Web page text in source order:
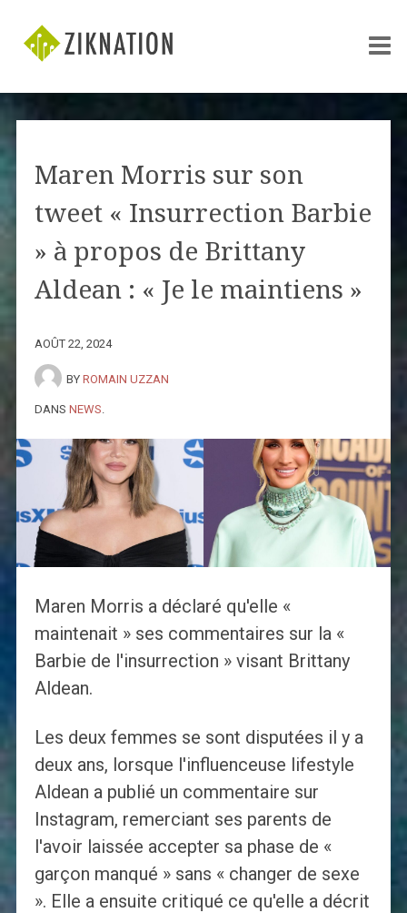
Maren Morris sur son
tweet « Insurrection Barbie
» à propos de Brittany
Aldean : « Je le maintiens »
AOÛT 22, 2024
BY ROMAIN UZZAN
DANS NEWS
Maren Morris a déclaré qu'elle «
maintenait » ses commentaires sur la «
Barbie de l'insurrection » visant Brittany
Aldean.
Les deux femmes se sont disputées il y a
deux ans, lorsque l'influenceuse lifestyle
Aldean a publié un commentaire sur
Instagram, remerciant ses parents de
l'avoir laissée accepter sa phase de «
garçon manqué » sans « changer de sexe
». Elle a ensuite critiqué ce qu'elle a décrit